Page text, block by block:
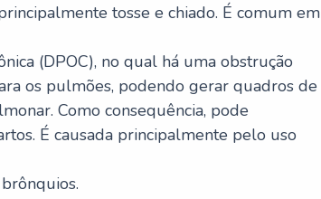
tosse e chiado. É comum em
(DPOC), no qual há uma obstrução
os pulmões, podendo gerar quadros de
Como consequência, pode
É causada principalmente pelo uso